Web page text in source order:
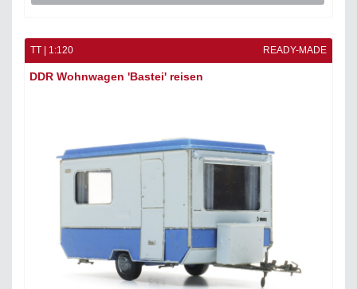
TT | 1:120 READY-MADE
DDR Wohnwagen 'Bastei' reisen